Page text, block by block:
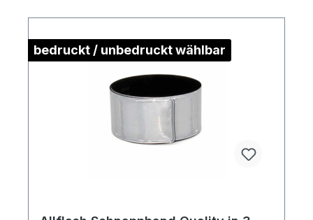
bedruckt / unbedruckt wählbar